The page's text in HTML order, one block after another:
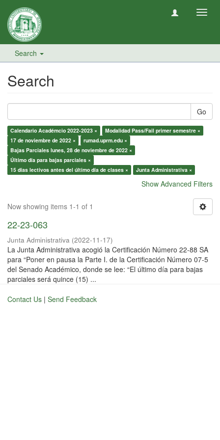
Search
Search
Go
Calendario Académcio 2022-2023 ×
Modalidad Pass/Fail primer semestre ×
17 de noviembre de 2022 ×
rumad.uprm.edu ×
Bajas Parciales lunes, 28 de noviembre de 2022 ×
Último día para bajas parciales ×
15 días lectivos antes del último día de clases ×
Junta Administrativa ×
Show Advanced Filters
Now showing items 1-1 of 1
22-23-063
Junta Administrativa (2022-11-17)
La Junta Administrativa acogió la Certificación Número 22-88 SA
para “Poner en pausa la Parte I. de la Certificación Número 07-5
del Senado Académico, donde se lee: “El último día para bajas
parciales será quince (15) ...
Contact Us | Send Feedback